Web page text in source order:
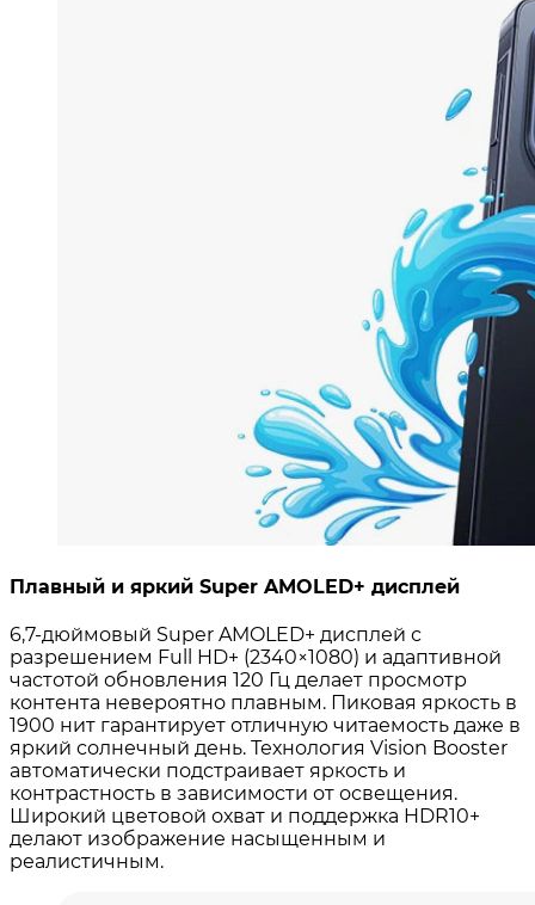
Плавный и яркий Super AMOLED+ дисплей
6,7-дюймовый Super AMOLED+ дисплей с
разрешением Full HD+ (2340×1080) и адаптивной
частотой обновления 120 Гц делает просмотр
контента невероятно плавным. Пиковая яркость в
1900 нит гарантирует отличную читаемость даже в
яркий солнечный день. Технология Vision Booster
автоматически подстраивает яркость и
контрастность в зависимости от освещения.
Широкий цветовой охват и поддержка HDR10+
делают изображение насыщенным и
реалистичным.